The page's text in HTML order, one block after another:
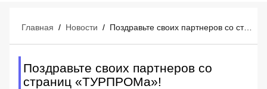
Главная / Новости / Поздравьте своих партнеров со страниц «ТУРПРОМа»!
Поздравьте своих партнеров со
страниц «ТУРПРОМа»!